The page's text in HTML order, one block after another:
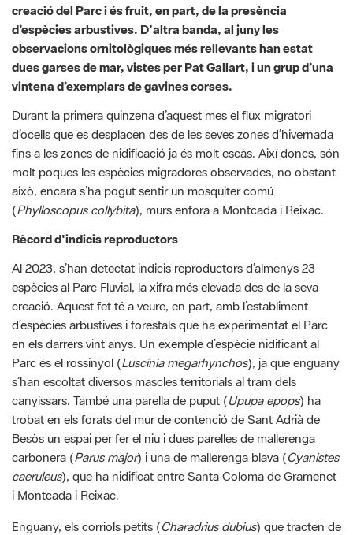
dues garses de mar, vistes per Pat Gallart, i un grup d’una
vintena d’exemplars de gavines corses.​​​​​​​
Durant la primera quinzena d’aquest mes el flux migratori
d’ocells que es desplacen des de les seves zones d’hivernada
fins a les zones de nidificació ja és molt escàs. Així doncs, són
molt poques les espècies migradores observades, no obstant
això, encara s’ha pogut sentir un mosquiter comú
(Phylloscopus collybita), murs enfora a Montcada i Reixac.
Rècord d'indicis reproductors
Al 2023, s’han detectat indicis reproductors d’almenys 23
creació. Aquest fet té a veure, en part, amb l’establiment
d’espècies arbustives i forestals que ha experimentat el Parc
en els darrers vint anys. Un exemple d’espècie nidificant al
Parc és el rossinyol (Luscinia megarhynchos), ja que enguany
s’han escoltat diversos mascles territorials al tram dels
canyissars. També una parella de puput (Upupa epops) ha
trobat en els forats del mur de contenció de Sant Adrià de
Besòs un espai per fer el niu i dues parelles de mallerenga
carbonera (Parus major) i una de mallerenga blava (Cyanistes
caeruleus ), que ha nidificat entre Santa Coloma de Gramenet
i Montcada i Reixac.
Enguany, els corriols petits (
Charadrius dubius
) que tracten de
niar al tram d’ús públic de Sant Adrià de Besòs i al tram dels
moment, per culpa de petites riuades que envaeixen les illetes